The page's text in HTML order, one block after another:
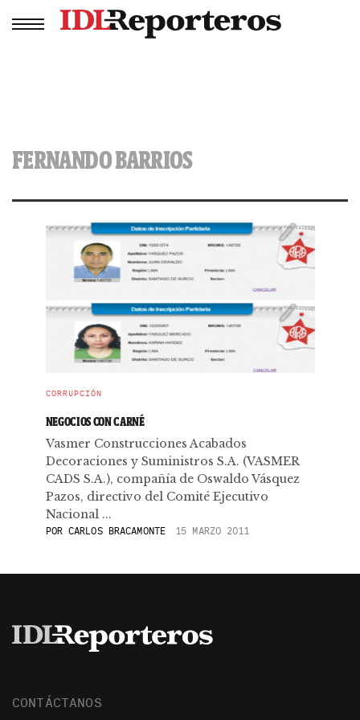
FERNANDO BARRIOS
CORRUPCIÓN
NEGOCIOS CON CARNÉ
Vasmer Construcciones Acabados
Decoraciones y Suministros S.A. (VASMER
CADS S.A.), compañía de Oswaldo Vásquez
Pazos, directivo del Comité Ejecutivo
Nacional ...
PORCARLOS BRACAMONTE 15 MARZO 2011
CONTÁCTANOS